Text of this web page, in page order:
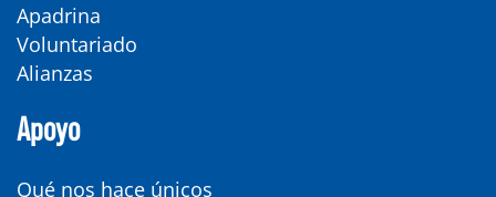
Apadrina
Voluntariado
Alianzas
Apoyo
Qué nos hace únicos